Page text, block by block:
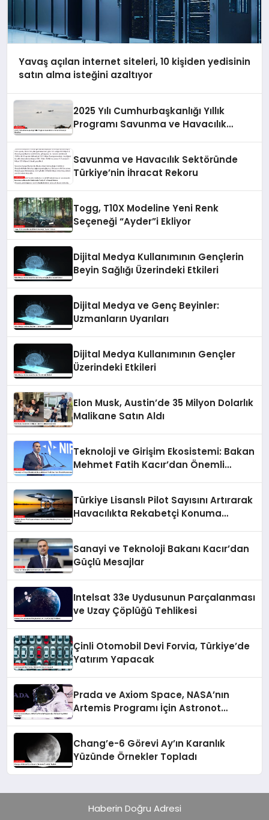
Yavaş açılan internet siteleri, 10 kişiden yedisinin
satın alma isteğini azaltıyor
2025 Yılı Cumhurbaşkanlığı Yıllık
Programı Savunma ve Havacılık
Savunma ve Havacılık Sektöründe
Türkiye’nin İhracat Rekoru
Togg, T10X Modeline Yeni Renk
Seçeneği “Ayder”i Ekliyor
Dijital Medya Kullanımının Gençlerin
Beyin Sağlığı Üzerindeki Etkileri
Dijital Medya ve Genç Beyinler:
Uzmanların Uyarıları
Dijital Medya Kullanımının Gençler
Üzerindeki Etkileri
Elon Musk, Austin’de 35 Milyon Dolarlık
Malikane Satın Aldı
Teknoloji ve Girişim Ekosistemi: Bakan
Mehmet Fatih Kacır’dan Önemli
Türkiye Lisanslı Pilot Sayısını Artırarak
Havacılıkta Rekabetçi Konuma
Sanayi ve Teknoloji Bakanı Kacır’dan
Güçlü Mesajlar
Intelsat 33e Uydusunun Parçalanması
ve Uzay Çöplüğü Tehlikesi
Çinli Otomobil Devi Forvia, Türkiye’de
Yatırım Yapacak
Prada ve Axiom Space, NASA’nın
Artemis Programı İçin Astronot
Chang’e-6 Görevi Ay’ın Karanlık
Yüzünde Örnekler Topladı
Haberin Doğru Adresi